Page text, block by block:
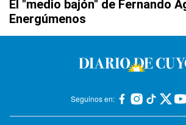
El "medio bajón" de Fernando
Energúmenos
Seguinos en: